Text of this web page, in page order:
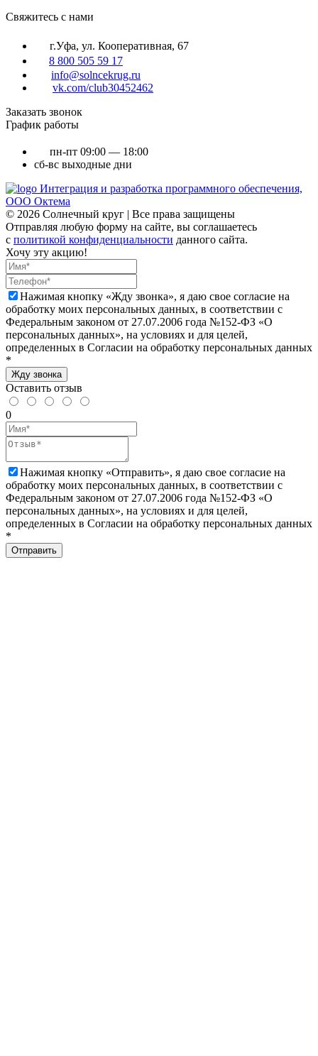
Cвяжитесь с нами
г.Уфа, ул. Кооперативная, 67
8 800 505 59 17
info@solncekrug.ru
vk.com/club30452462
Заказать звонок
График работы
пн-пт 09:00 — 18:00
сб-вс выходные дни
Интеграция и разработка программного обеспечения,
ООО Октема
© 2026 Солнечный круг | Все права защищены
Отправляя любую форму на сайте, вы соглашаетесь
с политикой конфиденциальности данного сайта.
Хочу эту акцию!
Нажимая кнопку «Жду звонка», я даю свое согласие на
обработку моих персональных данных, в соответствии с
Федеральным законом от 27.07.2006 года №152-ФЗ «О
персональных данных», на условиях и для целей,
определенных в Согласии на обработку персональных данных
*
Жду звонка
Оставить отзыв
0
Нажимая кнопку «Отправить», я даю свое согласие на
обработку моих персональных данных, в соответствии с
Федеральным законом от 27.07.2006 года №152-ФЗ «О
персональных данных», на условиях и для целей,
определенных в Согласии на обработку персональных данных
*
Отправить